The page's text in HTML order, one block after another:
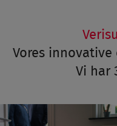
Vores
Vi har